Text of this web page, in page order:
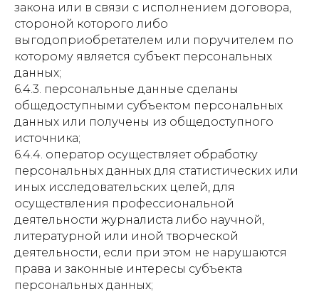
закона или в связи с исполнением договора,
стороной которого либо
выгодоприобретателем или поручителем по
которому является субъект персональных
данных;
6.4.3. персональные данные сделаны
общедоступными субъектом персональных
данных или получены из общедоступного
источника;
6.4.4. оператор осуществляет обработку
персональных данных для статистических или
иных исследовательских целей, для
осуществления профессиональной
деятельности журналиста либо научной,
литературной или иной творческой
деятельности, если при этом не нарушаются
права и законные интересы субъекта
персональных данных;